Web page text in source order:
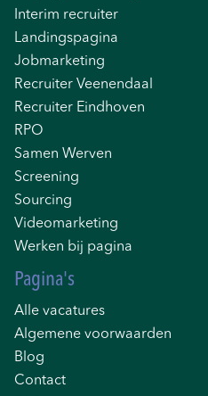
Interim recruiter
Landingspagina
Jobmarketing
Recruiter Veenendaal
Recruiter Eindhoven
RPO
Samen Werven
Screening
Sourcing
Videomarketing
Werken bij pagina
Pagina's
Alle vacatures
Algemene voorwaarden
Blog
Contact